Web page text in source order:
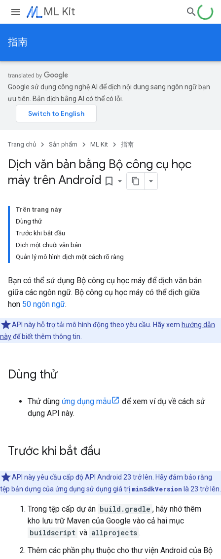
ML Kit
指南
Google sử dụng công nghệ AI để dịch nội dung sang ngôn ngữ bạn
ưu tiên. Bản dịch bằng AI có thể có lỗi.
Trang chủ Sản phẩm ML Kit 指南
Dịch văn bản bằng Bộ công cụ học
máy trên Android bookmark_border
Trên trang này
Dùng thử
Trước khi bắt đầu
Dịch một chuỗi văn bản
Quản lý mô hình dịch một cách rõ ràng
Bạn có thể sử dụng Bộ công cụ học máy để dịch văn bản
giữa các ngôn ngữ. Bộ công cụ học máy có thể dịch giữa
hơn 50 ngôn ngữ.
API này hỗ trợ tải mô hình động theo yêu cầu. Hãy xem hướng dẫn
nàyđể biết thêm thông tin.
Dùng thử
Thử dùng ứng dụng mẫu
để xem ví dụ về cách sử
dụng API này.
Trước khi bắt đầu
API này yêu cầu cấp độ API Android 23 trở lên. Hãy đảm bảo rằng
tệp bản dựng của ứng dụng sử dụng giá trị minSdkVersion là 23 trở lên.
Trong tệp cấp dự án build.gradle , hãy nhớ thêm
kho lưu trữ Maven của Google vào cả hai mục
buildscript và allprojects .
Thêm các phần phụ thuộc cho thư viện Android của Bộ